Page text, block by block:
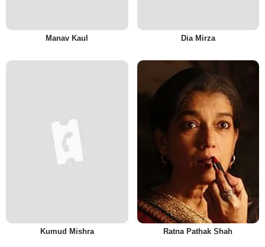
Manav Kaul Dia Mirza
Kumud Mishra Ratna Pathak Shah